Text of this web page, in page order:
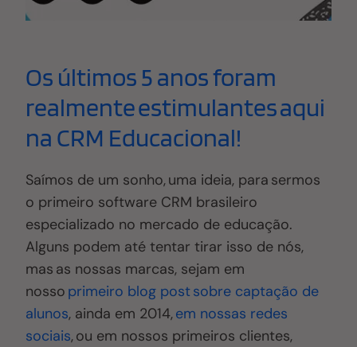
Os últimos 5 anos foram
realmente estimulantes aqui
na CRM Educacional!
Saímos de um sonho, uma ideia, para sermos
o primeiro software CRM brasileiro
especializado no mercado de educação.
Alguns podem até tentar tirar isso de nós,
mas as nossas marcas, sejam em
nosso primeiro blog post sobre captação de
alunos, ainda em 2014,em nossas redes
sociais, ou em nossos primeiros clientes,